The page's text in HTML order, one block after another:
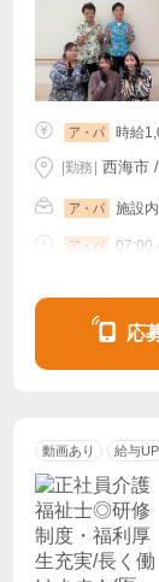
ア・パ 時給
|勤務 西海市
ア・パ 施設
ア・パ 07:00
応
動画あり 給与UP